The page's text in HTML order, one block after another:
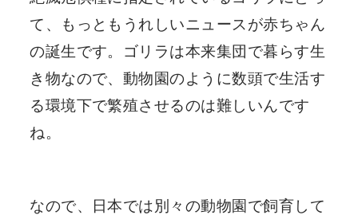
て、もっともうれしいニュースが赤ちゃん
の誕生です。ゴリラは本来集団で暮らす生
き物なので、動物園のように数頭で生活す
る環境下で繁殖させるのは難しいんです
ね。
なので、日本では別々の動物園で飼育して